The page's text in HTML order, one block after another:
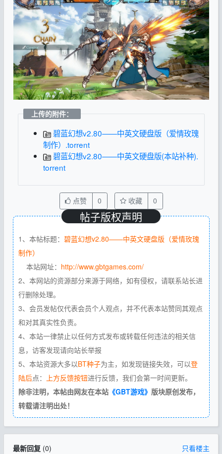
上传的附件：
碧蓝幻想v2.80——中英文硬盘版（爱情玫瑰
制作）.torrent
碧蓝幻想v2.80——中英文硬盘版(本站补种).
torrent
点赞 0 收藏 0
帖子版权声明
1、本帖标题： 碧蓝幻想v2.80——中英文硬盘版（爱情玫瑰
制作）
本站网址： http://www.gbtgames.com/
2、本网站的资源部分来源于网络，如有侵权，请联系站长进
行删除处理。
3、会员发帖仅代表会员个人观点，并不代表本站赞同其观点
和对其真实性负责。
4、本站一律禁止以任何方式发布或转载任何违法的相关信
息，访客发现请向站长举报
5、本站资源大多以BT种子为主，如发现链接失效，可以登
陆后点： 上方反馈按钮进行反馈，我们会第一时间更新。
除非注明，本帖由网友在本站《GBT游戏》 版块原创发布，
转载请注明出处！
最新回复(0) 只看楼主